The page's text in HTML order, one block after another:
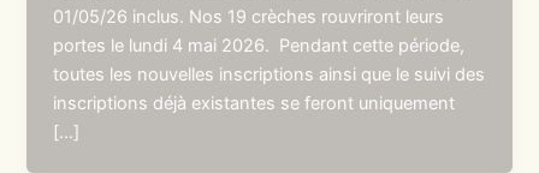
01/05/26 inclus. Nos 19 crèches rouvriront leurs
portes le lundi 4 mai 2026. Pendant cette période,
toutes les nouvelles inscriptions ainsi que le suivi des
inscriptions déjà existantes se feront uniquement
[…]